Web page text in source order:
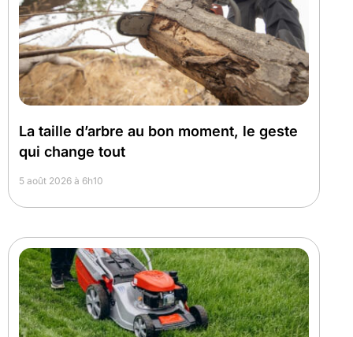
La taille d’arbre au bon moment, le geste
qui change tout
5 août 2026 à 6h10